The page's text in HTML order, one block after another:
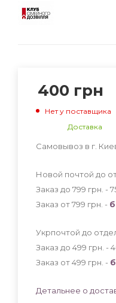
400 грн
Нет у поставщика
Доставка
Самовывоз в г.
Новой почтой до
Заказ до 799 грн. -
Заказ от 799 грн. -
Укрпочтой до
Заказ до 499 грн. -
Заказ от 499 грн. -
Детальнее о